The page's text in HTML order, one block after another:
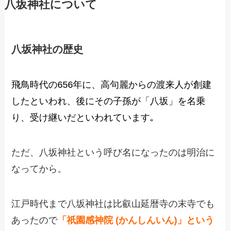
八坂神社について
八坂神社の歴史
飛鳥時代の656年に、高句麗からの渡来人が創建
したといわれ、後にその子孫が「八坂」を名乗
り、受け継いだといわれています｡
ただ、八坂神社という呼び名になったのは明治に
なってから。
江戸時代まで八坂神社は比叡山延暦寺の末寺でも
あったので「祇園感神院 (かんしんいん)」という